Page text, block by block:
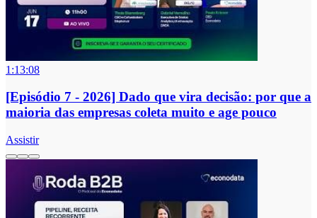
1:13:08
[Episódio 7 - 2026] Dado que vira decisão: por que a
maioria das empresas coleta muito e age pouco
Assistir